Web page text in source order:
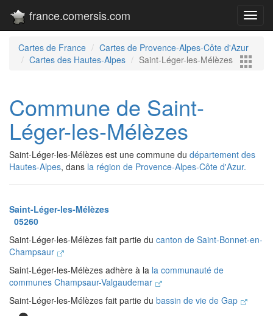
france.comersis.com
Cartes de France
Cartes de Provence-Alpes-Côte d'Azur
Cartes des Hautes-Alpes
Saint-Léger-les-Mélèzes
Commune de Saint-
Léger-les-Mélèzes
Saint-Léger-les-Mélèzes est une commune du département des
Hautes-Alpes, dans la région de Provence-Alpes-Côte d'Azur.
Saint-Léger-les-Mélèzes
05260
Saint-Léger-les-Mélèzes fait partie du canton de Saint-Bonnet-en-
Champsaur
Saint-Léger-les-Mélèzes adhère à la la communauté de
communes Champsaur-Valgaudemar
Saint-Léger-les-Mélèzes fait partie du bassin de vie de Gap